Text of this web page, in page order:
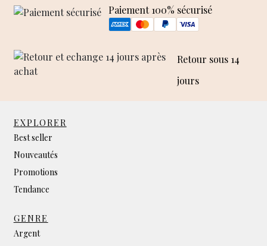
Paiement 100% sécurisé
Retour sous 14
jours
EXPLORER
Best seller
Nouveautés
Promotions
Tendance
GENRE
Argent